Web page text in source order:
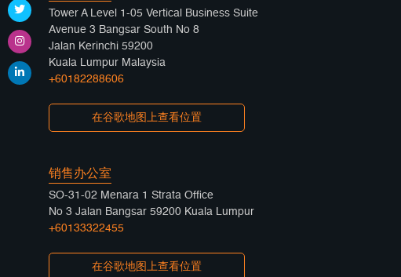
Tower A Level 1-05 Vertical Business Suite
Avenue 3 Bangsar South No 8
Jalan Kerinchi 59200
Kuala Lumpur Malaysia
+60182288606
在谷歌地图上查看位置
销售办公室
SO-31-02 Menara 1 Strata Office
No 3 Jalan Bangsar 59200 Kuala Lumpur
+60133322455
在谷歌地图上查看位置